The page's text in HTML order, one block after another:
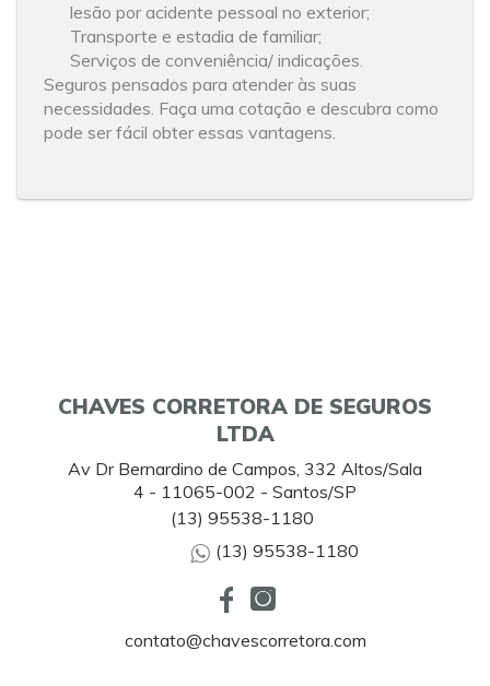
lesão por acidente pessoal no exterior;
Transporte e estadia de familiar;
Serviços de conveniência/ indicações.
Seguros pensados para atender às suas
necessidades. Faça uma cotação e descubra como
pode ser fácil obter essas vantagens.
CHAVES CORRETORA DE SEGUROS
LTDA
Av Dr Bernardino de Campos, 332 Altos/Sala
4 - 11065-002 - Santos/SP
(13) 95538-1180
(13) 95538-1180
contato@chavescorretora.com